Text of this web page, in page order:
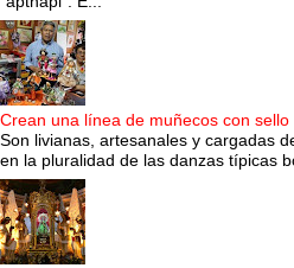
Crean una línea de muñecos con sello
Son livianas, artesanales y cargadas
en la pluralidad de las danzas típicas